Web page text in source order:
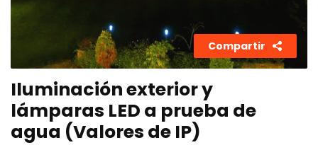
Compartir
Iluminación exterior y
lámparas LED a prueba de
agua (Valores de IP)